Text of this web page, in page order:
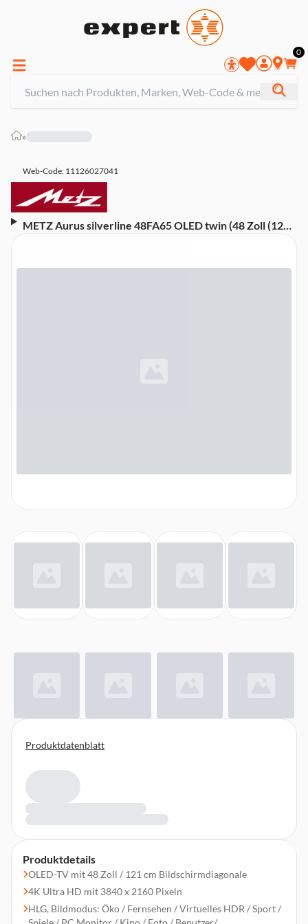
0
»
Web-Code: 11126027041
METZ Aurus silverline 48FA65 OLED twin (48 Zoll (121
Produktdetails
OLED-TV mit 48 Zoll / 121 cm Bildschirmdiagonale
4K Ultra HD mit 3840 x 2160 Pixeln
HLG, Bildmodus: Öko / Fernsehen / Virtuelles HDR / Sport /
Produktdatenblatt